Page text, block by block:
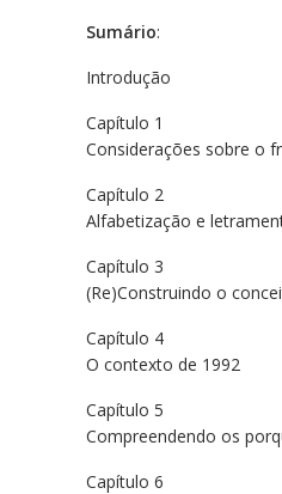
Sumário:
Introdução
Capítulo 1
Considerações sobre o
Capítulo 2
Alfabetização e
Capítulo 3
(Re)Construindo o
Capítulo 4
O contexto de 1992
Capítulo 5
Compreendendo os
Capítulo 6